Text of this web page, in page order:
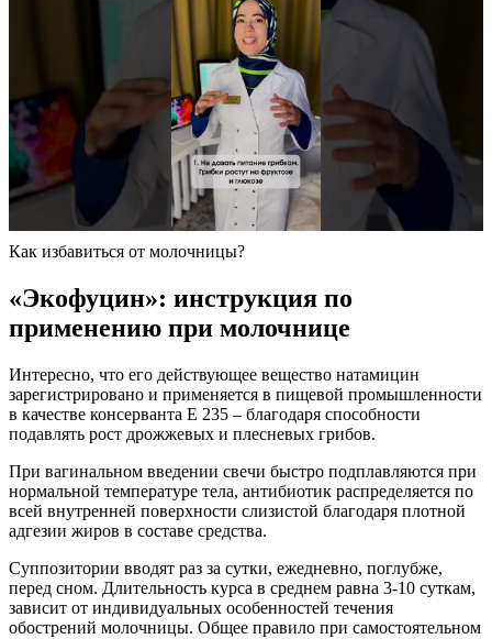
Как избавиться от молочницы?
«Экофуцин»: инструкция по
применению при молочнице
Интересно, что его действующее вещество натамицин
зарегистрировано и применяется в пищевой промышленности
в качестве консерванта Е 235 – благодаря способности
подавлять рост дрожжевых и плесневых грибов.
При вагинальном введении свечи быстро подплавляются при
нормальной температуре тела, антибиотик распределяется по
всей внутренней поверхности слизистой благодаря плотной
адгезии жиров в составе средства.
Суппозитории вводят раз за сутки, ежедневно, поглубже,
перед сном. Длительность курса в среднем равна 3-10 суткам,
зависит от индивидуальных особенностей течения
обострений молочницы. Общее правило при самостоятельном